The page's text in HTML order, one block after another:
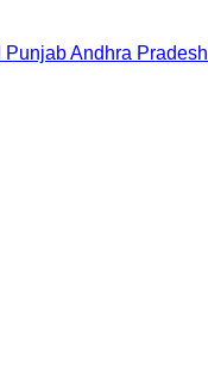
PunjabAndhra Pradesh